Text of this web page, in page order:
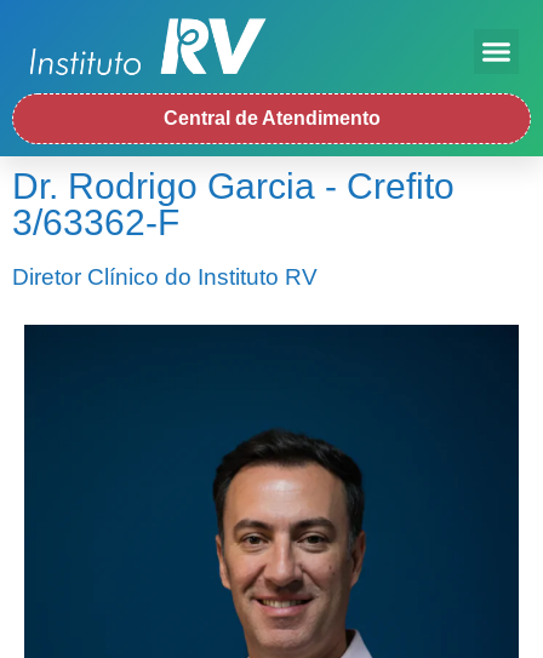
Central de Atendimento
Dr. Rodrigo Garcia - Crefito
3/63362-F
Diretor Clínico do Instituto RV